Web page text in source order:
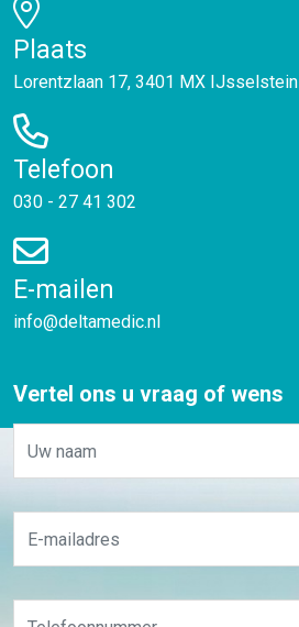
Plaats
Lorentzlaan 17, 3401 MX IJsselstein
Telefoon
030 - 27 41 302
E-mailen
info@deltamedic.nl
Vertel ons u vraag of wens